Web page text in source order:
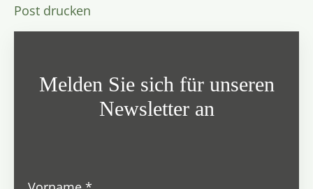
Post drucken
Melden Sie sich für unseren
Newsletter an